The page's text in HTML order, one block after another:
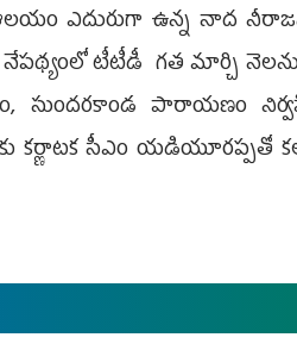
ఎదురుగా ఉన్న నాద
నేపథ్యంలో టీటీడీ గత మార్చి
పారాయణం
కర్ణాటక సీఎం యడియూరప్పతో